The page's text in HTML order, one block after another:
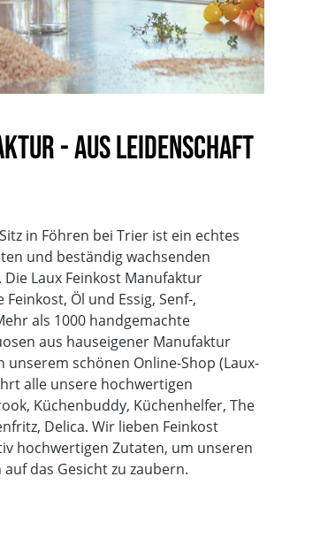
- Aus Leidenschaft
in Föhren bei Trier ist ein echtes
und beständig wachsenden
Laux Feinkost Manufaktur
Öl und Essig, Senf-,
als 1000 handgemachte
aus hauseigener Manufaktur
schönen Online-Shop (Laux-
alle unsere hochwertigen
Küchenbuddy, Küchenhelfer, The
Delica. Wir lieben Feinkost
hochwertigen Zutaten, um unseren
das Gesicht zu zaubern.